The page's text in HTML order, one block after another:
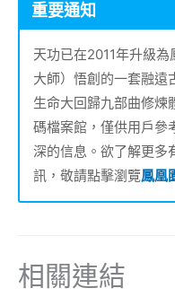
重要通知
天功已在2011年升級
大師）悟創的一套融遠
生命大回歸九部曲修煉
碼檔案館，僅供用戶參
深的信息。欲了解更多
訊，敬請點擊瀏覽鳳凰
相關連結